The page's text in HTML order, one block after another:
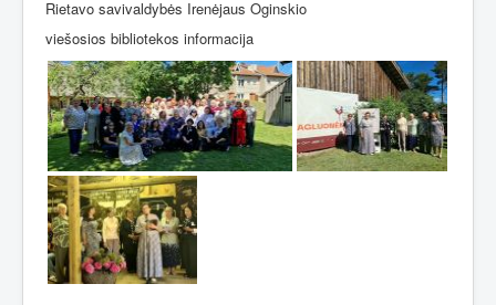
Rietavo savivaldybės Irenėjaus Oginskio
viešosios bibliotekos informacija